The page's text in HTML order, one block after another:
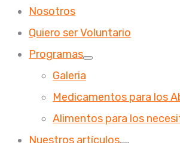
Nosotros
Quiero ser Voluntario
Programas
Galeria
Medicamentos para los
Alimentos para los
Nuestros artículos